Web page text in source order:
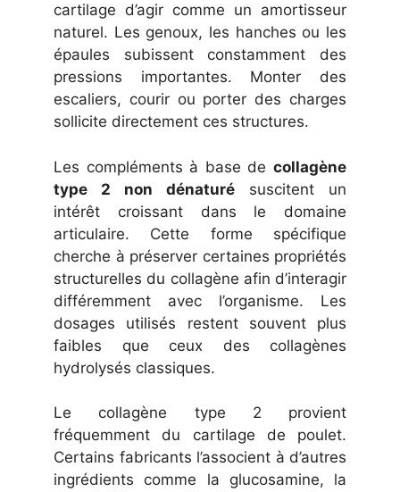
cartilage d’agir comme un amortisseur
naturel. Les genoux, les hanches ou les
épaules subissent constamment des
pressions importantes. Monter des
escaliers, courir ou porter des charges
sollicite directement ces structures.
Les compléments à base de collagène
type 2 non dénaturé suscitent un
intérêt croissant dans le domaine
articulaire. Cette forme spécifique
cherche à préserver certaines propriétés
structurelles du collagène afin d’interagir
différemment avec l’organisme. Les
dosages utilisés restent souvent plus
faibles que ceux des collagènes
hydrolysés classiques.
Le collagène type 2 provient
fréquemment du cartilage de poulet.
Certains fabricants l’associent à d’autres
ingrédients comme la glucosamine, la